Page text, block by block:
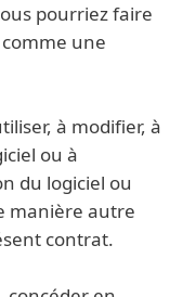
pourriez faire
une
à modifier, à
ou à
du logiciel ou
manière autre
contrat.